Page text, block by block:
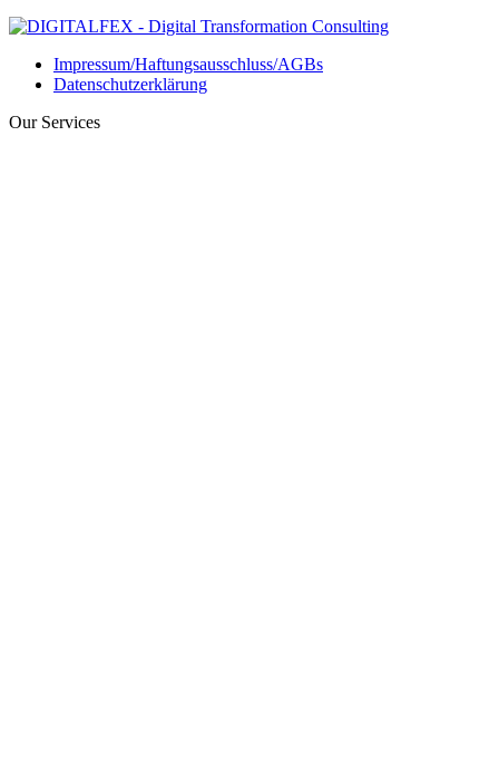
Impressum/Haftungsausschluss/AGBs
Datenschutzerklärung
Our Services